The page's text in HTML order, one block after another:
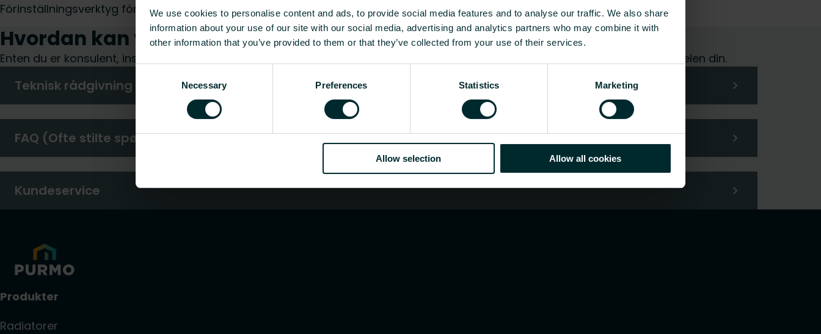
We use cookies to personalise content and ads, to provide social media features and to analyse our traffic. We also share
information about your use of our site with our social media, advertising and analytics partners who may combine it with
other information that you’ve provided to them or that they’ve collected from your use of their services.
Necessary Preferences Statistics Marketing
Allow selection Allow all cookies
Förinställningsverktyg för FVRe.
Hvordan kan vi hjelpe deg?
Enten du er konsulent, installatør, arkitekt, grossist eller sluttbruker, velg en kategori, så vil vi med glede ta hånd om forespørselen din.
Teknisk rådgivning
FAQ (Ofte stilte spørsmål)
Kundeservice
Produkter
Radiatorer